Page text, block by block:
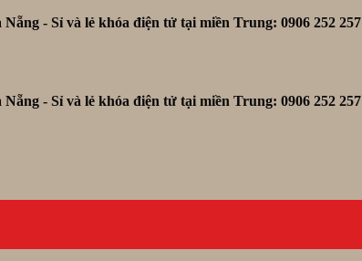
- Sỉ và lẻ khóa điện tử tại miền Trung: 0906 252 257
- Sỉ và lẻ khóa điện tử tại miền Trung: 0906 252 257